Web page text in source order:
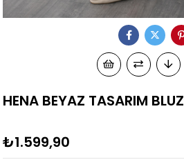
HENA BEYAZ TASARIM BLUZ
₺1.599,90